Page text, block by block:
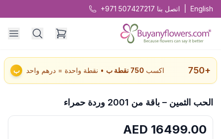
English اتصل بنا +971 507427217
+
750 اكسب 750 نقطة ب • نقطة واحدة = درهم واحد ب
الحب الثمين – باقة من 2001 وردة حمراء
16499.00